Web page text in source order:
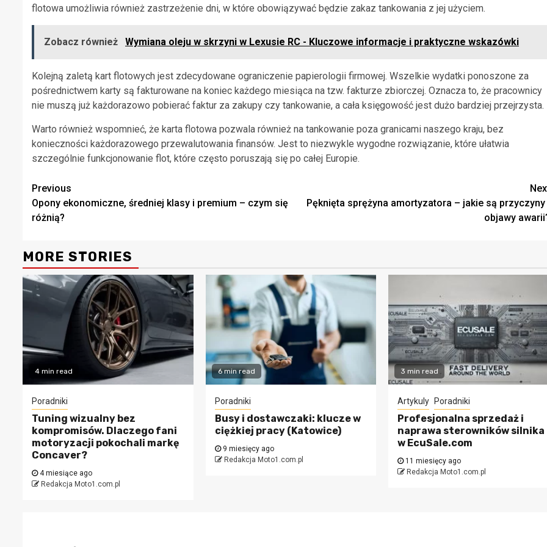
flotowa umożliwia również zastrzeżenie dni, w które obowiązywać będzie zakaz tankowania z jej użyciem.
Zobacz również Wymiana oleju w skrzyni w Lexusie RC - Kluczowe informacje i praktyczne wskazówki
Kolejną zaletą kart flotowych jest zdecydowane ograniczenie papierologii firmowej. Wszelkie wydatki ponoszone za
pośrednictwem karty są fakturowane na koniec każdego miesiąca na tzw. fakturze zbiorczej. Oznacza to, że pracownicy
nie muszą już każdorazowo pobierać faktur za zakupy czy tankowanie, a cała księgowość jest dużo bardziej przejrzysta.
Warto również wspomnieć, że karta flotowa pozwala również na tankowanie poza granicami naszego kraju, bez
konieczności każdorazowego przewalutowania finansów. Jest to niezwykle wygodne rozwiązanie, które ułatwia
szczególnie funkcjonowanie flot, które często poruszają się po całej Europie.
Continue
Reading
Previous
Opony ekonomiczne, średniej klasy i premium – czym się
różnią?
Pęknięta sprężyna amortyzatora – jakie są przyczyny
objawy
MORE STORIES
4 min read
Poradniki
Tuning wizualny bez
kompromisów. Dlaczego fani
motoryzacji pokochali markę
Concaver?
4 miesiące ago
Redakcja Moto1.com.pl
6 min read
Poradniki
Busy i dostawczaki: klucze w
ciężkiej pracy (Katowice)
9 miesięcy ago
Redakcja Moto1.com.pl
3 min read
Artykuly Poradniki
Profesjonalna sprzedaż i
naprawa sterowników silnika
w EcuSale.com
11 miesięcy ago
Redakcja Moto1.com.pl